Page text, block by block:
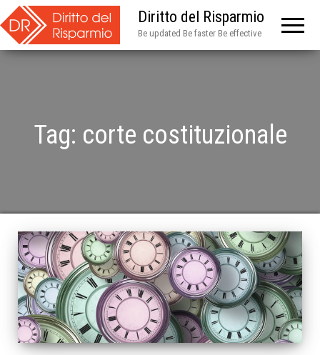
Diritto del Risparmio
Be updated Be faster Be effective
Tag: corte costituzionale